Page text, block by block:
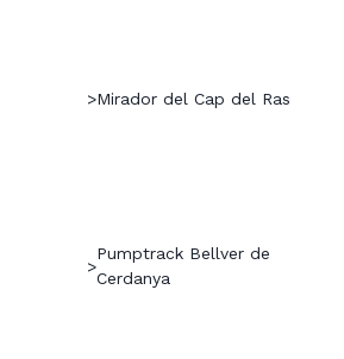
>Mirador del Cap del Ras
>
Pumptrack Bellver de
Cerdanya